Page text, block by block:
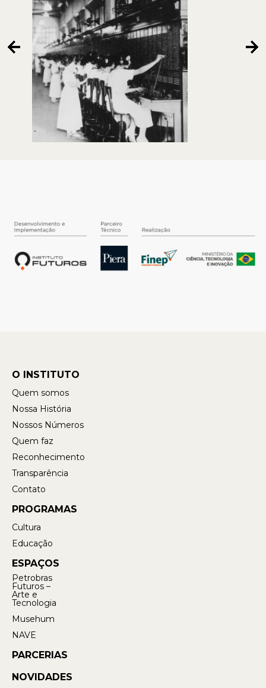
O INSTITUTO
Quem somos
Nossa História
Nossos Números
Quem faz
Reconhecimento
Transparência
Contato
PROGRAMAS
Cultura
Educação
ESPAÇOS
Petrobras
Futuros –
Arte e
Tecnologia
Musehum
NAVE
PARCERIAS
NOVIDADES